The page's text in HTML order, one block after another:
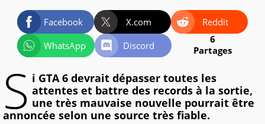
Facebook X.com
Reddit
WhatsApp
Discord
6
Partages
S i GTA 6 devrait dépasser toutes les
attentes et battre des records à la sortie,
une très mauvaise nouvelle pourrait être
annoncée selon une source très fiable.